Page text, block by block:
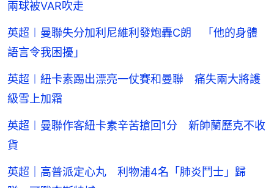
兩球被VAR吹走
英超︱曼聯失分加利尼維利發炮轟C朗 「他的身體
語言令我困擾」
英超︱紐卡素踢出漂亮一仗賽和曼聯 痛失兩大將護
級雪上加霜
英超︱曼聯作客紐卡素辛苦搶回1分 新帥蘭歷克不收
貨
英超｜高普派定心丸 利物浦4名「肺炎鬥士」歸